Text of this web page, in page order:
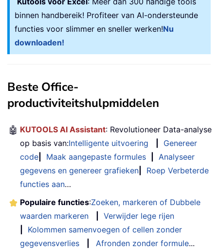
binnen handbereik! Profiteer van AI-ondersteunde
functies voor slimmer en sneller werken!Nu
downloaden!
Beste Office-
productiviteitshulpmiddelen
🤖 KUTOOLS AI Assistant: Revolutioneer Data-analyse
op basis van:Intelligente uitvoering
Genereer
code
Maak aangepaste formules
Analyseer
gegevens en genereer grafieken
Roep Verbeterde
functies aan…
Populaire functies:Zoeken, markeren of Dubbele
waarden markeren
Verwijder lege rijen
Kolommen samenvoegen of cellen zonder
gegevensverlies
Afronden zonder formule...